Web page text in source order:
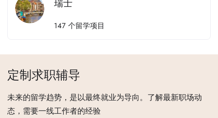
瑞士
147 个留学项目
定制求职辅导
未来的留学趋势，是以最终就业为导向。了解最新职场动
态，需要一线工作者的经验